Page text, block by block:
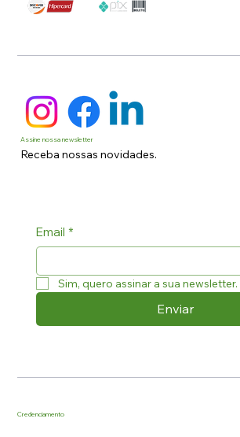
Assine nossa newsletter
Receba nossas novidades.
Email *
Sim, quero assinar a sua newsletter.
Enviar
Credenciamento